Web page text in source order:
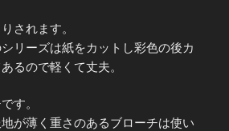
されます。
リーズは紙をカットし彩色の後カ
るので軽くて丈夫。
す。
が薄く重さのあるブローチは使い